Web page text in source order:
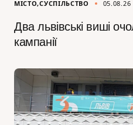
МІСТО СУСПІЛЬСТВО 05.08.26
Два львівські виші
кампанії